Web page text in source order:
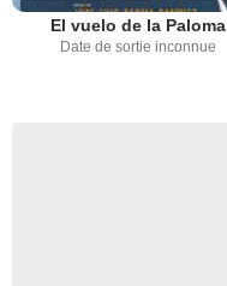
El vuelo de la Paloma
Date de sortie inconnue